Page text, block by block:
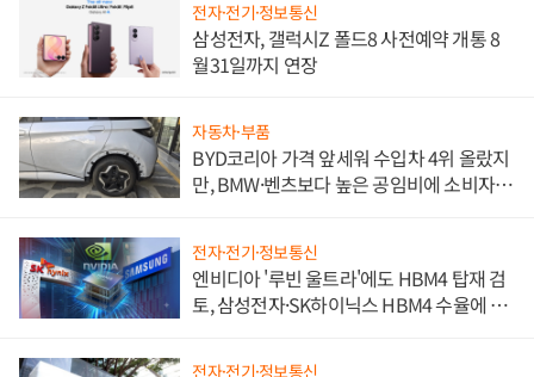
전자·전기·정보통신
삼성전자, 갤럭시Z 폴드8 사전예약 개통 8
월31일까지 연장
자동차·부품
BYD코리아 가격 앞세워 수입차 4위 올랐지
만, BMW·벤츠보다 높은 공임비에 소비자
전자·전기·정보통신
엔비디아 '루빈 울트라'에도 HBM4 탑재 검
토, 삼성전자·SK하이닉스 HBM4 수율에 주
전자·전기·정보통신